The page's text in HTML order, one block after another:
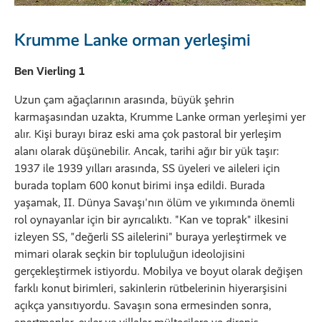
Krumme Lanke orman yerleşimi
Ben Vierling 1
Uzun çam ağaçlarının arasında, büyük şehrin
karmaşasından uzakta, Krumme Lanke orman yerleşimi yer
alır. Kişi burayı biraz eski ama çok pastoral bir yerleşim
alanı olarak düşünebilir. Ancak, tarihi ağır bir yük taşır:
1937 ile 1939 yılları arasında, SS üyeleri ve aileleri için
burada toplam 600 konut birimi inşa edildi. Burada
yaşamak, II. Dünya Savaşı'nın ölüm ve yıkımında önemli
rol oynayanlar için bir ayrıcalıktı. "Kan ve toprak" ilkesini
izleyen SS, "değerli SS ailelerini" buraya yerleştirmek ve
mimari olarak seçkin bir topluluğun ideolojisini
gerçekleştirmek istiyordu. Mobilya ve boyut olarak değişen
farklı konut birimleri, sakinlerin rütbelerinin hiyerarşisini
açıkça yansıtıyordu. Savaşın sona ermesinden sonra,